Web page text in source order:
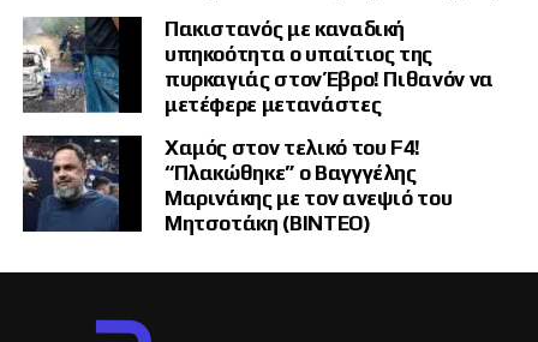
Πακιστανός με καναδική
υπηκοότητα ο υπαίτιος της
πυρκαγιάς στον Έβρο! Πιθανόν να
μετέφερε μετανάστες
Χαμός στον τελικό του F4!
“Πλακώθηκε” ο Βαγγγέλης
Μαρινάκης με τον ανεψιό του
Μητσοτάκη (ΒΙΝΤΕΟ)